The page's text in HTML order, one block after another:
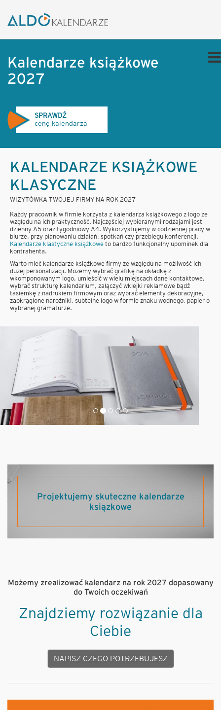
Kalendarze książkowe
2027
SPRAWDŹ
cenę kalendarza
KALENDARZE KSIĄŻKOWE
KLASYCZNE
WIZYTÓWKA TWOJEJ FIRMY NA ROK 2027
Każdy pracownik w firmie korzysta z kalendarza książkowego z logo ze
względu na ich praktyczność. Najczęściej wybieranymi rodzajami jest
dzienny A5 oraz tygodniowy A4. Wykorzystujemy w codziennej pracy w
biurze, przy planowaniu działań, spotkań czy przebiegu konferencji.
Kalendarze klastyczne książkowe to bardzo funkcjonalny upominek dla
kontrahenta.
Warto mieć kalendarze książkowe firmy ze względu na możliwość ich
dużej personalizacji. Możemy wybrać grafikę na okładkę z
wkomponowanym logo, umieścić w wielu miejscach dane kontaktowe,
wybrać strukturę kalendarium, załączyć wklejki reklamowe bądź
tasiemkę z nadrukiem firmowym oraz wybrać elementy dekoracyjne,
zaokrąglone narożniki, subtelne logo w formie znaku wodnego, papier o
wybranej gramaturze.
Projektujemy skuteczne kalendarze
ksiązkowe
Możemy zrealizować kalendarz na rok 2027 dopasowany
do Twoich oczekiwań
Znajdziemy rozwiązanie dla
Ciebie
NAPISZ CZEGO POTRZEBUJESZ